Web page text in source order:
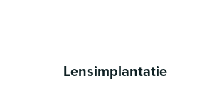
Lensimplantatie